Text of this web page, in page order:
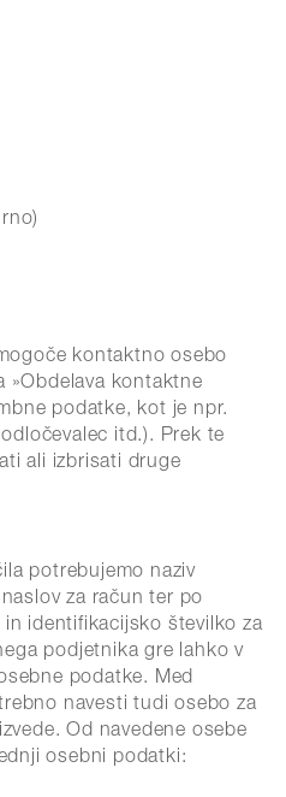
kontaktno osebo
»Obdelava kontaktne
podatke, kot je npr.
itd.). Prek te
ali izbrisati druge
potrebujemo naziv
za račun ter po
identifikacijsko številko za
podjetnika gre lahko v
podatke. Med
navesti tudi osebo za
Od navedene osebe
osebni podatki: